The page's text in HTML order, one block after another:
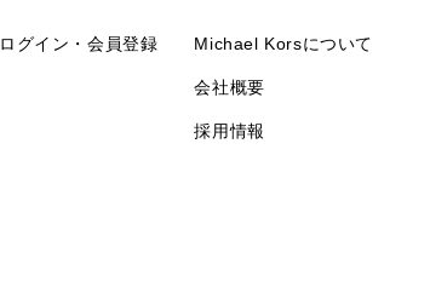
ログイン・会員登録 Michael Korsについて
会社概要
採用情報